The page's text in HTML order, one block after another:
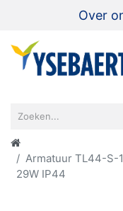
Over
Armatuur TL44-S-
29W IP44